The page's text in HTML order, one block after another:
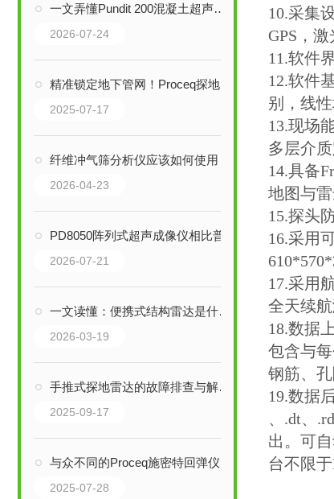
一文弄懂Pundit 200混凝土超声检测仪原理
2026-07-24
精准锁定地下管网！Proceq探地雷达“”三剑客”
2025-07-17
纤维冲气筛分析仪应该如何使用
2026-04-23
PD8050阵列式超声成像仪相比普通超声探伤好在哪？
2026-07-21
一文读懂：便携式结构雷达是什么，能解决什么问题
2026-03-19
手推式探地雷达的故障排查与解决方法
2025-09-17
与众不同的Proceq施密特回弹仪
2025-07-28
10.采集
GPS，
11.软件
12.软件
别，线
13.现场
多层介
14.具备
地图与雷
15.探头
16.采用
17.采用
全天续航
18.数据
包含与
钢筋、
19.数据
、.dt、
出。可
台不限